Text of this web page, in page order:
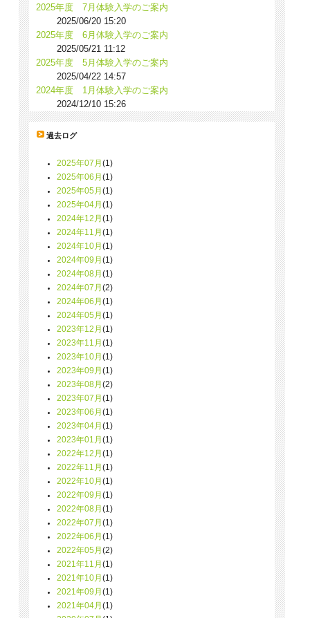
2025年度 7月体験入学のご案内
2025/06/20 15:20
2025年度 6月体験入学のご案内
2025/05/21 11:12
2025年度 5月体験入学のご案内
2025/04/22 14:57
2024年度 1月体験入学のご案内
2024/12/10 15:26
過去ログ
2025年07月 (1)
2025年06月 (1)
2025年05月 (1)
2025年04月 (1)
2024年12月 (1)
2024年11月 (1)
2024年10月 (1)
2024年09月 (1)
2024年08月 (1)
2024年07月 (2)
2024年06月 (1)
2024年05月 (1)
2023年12月 (1)
2023年11月 (1)
2023年10月 (1)
2023年09月 (1)
2023年08月 (2)
2023年07月 (1)
2023年06月 (1)
2023年04月 (1)
2023年01月 (1)
2022年12月 (1)
2022年11月 (1)
2022年10月 (1)
2022年09月 (1)
2022年08月 (1)
2022年07月 (1)
2022年06月 (1)
2022年05月 (2)
2021年11月 (1)
2021年10月 (1)
2021年09月 (1)
2021年04月 (1)